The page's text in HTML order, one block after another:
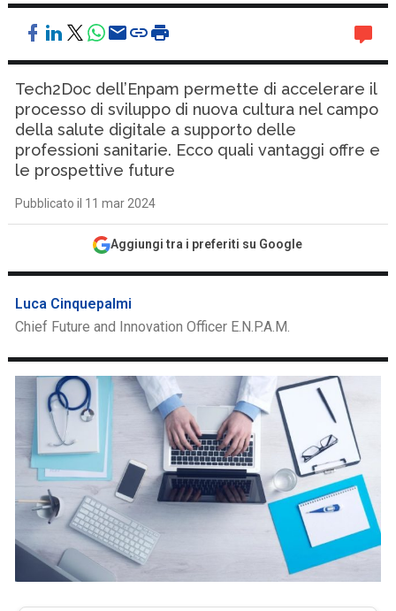
Tech2Doc dell’Enpam permette di accelerare il
processo di sviluppo di nuova cultura nel campo
della salute digitale a supporto delle
professioni sanitarie. Ecco quali vantaggi offre e
le prospettive future
Pubblicato il 11 mar 2024
Aggiungi tra i preferiti su Google
Luca Cinquepalmi
Chief Future and Innovation Officer E.N.P.A.M.